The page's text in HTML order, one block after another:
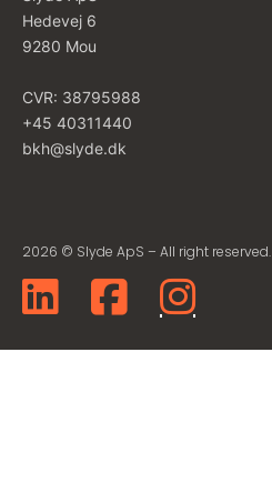
Hedevej 6
9280 Mou
CVR: 38795988
+45 40311440
bkh@slyde.dk
2026 © Slyde ApS – All right reserved.